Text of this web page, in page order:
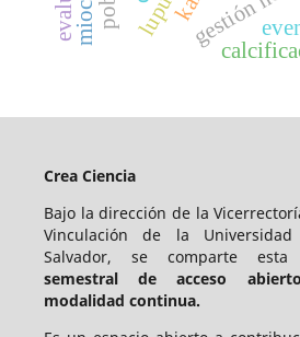
Crea Ciencia
Bajo la dirección de la
Vinculación de la
Salvador, se comparte esta
semestral de acceso
modalidad continua.